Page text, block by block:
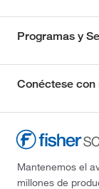
Programas y
Conéctese con
Mantenemos el
millones de